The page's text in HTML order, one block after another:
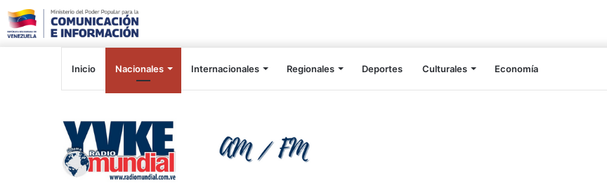
Inicio Nacionales Internacionales Regionales Deportes Culturales Economía